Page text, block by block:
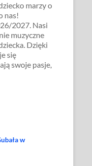
marzy o
nas!
2027. Nasi
muzyczne
Dzięki
się
swoje pasje,
w